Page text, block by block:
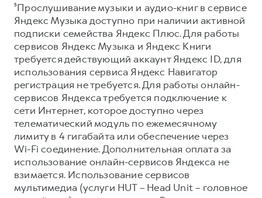
⁵Прослушивание музыки и аудио-книг в сервисе
Яндекс Музыка доступно при наличии активной
подписки семейства Яндекс Плюс. Для работы
сервисов Яндекс Музыка и Яндекс Книги
требуется действующий аккаунт Яндекс ID, для
использования сервиса Яндекс Навигатор
регистрация не требуется. Для работы онлайн-
сервисов Яндекса требуется подключение к
сети Интернет, которое доступно через
телематический модуль по ежемесячному
лимиту в 4 гигабайта или обеспечение через
Wi-Fi соединение. Дополнительная оплата за
использование онлайн-сервисов Яндекса не
взимается. Использование сервисов
мультимедиа (услуги HUT – Head Unit – головное